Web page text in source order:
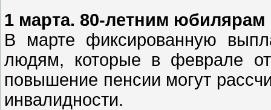
1 марта. 80-летним
В марте фиксированную
людям, которые в феврале
повышение пенсии могут
инвалидности.